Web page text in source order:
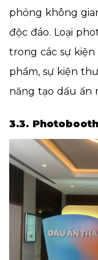
phỏng không
độc đáo. Loại
trong các sự kiện
phẩm, sự kiện
năng tạo dấu ấn
3.3.